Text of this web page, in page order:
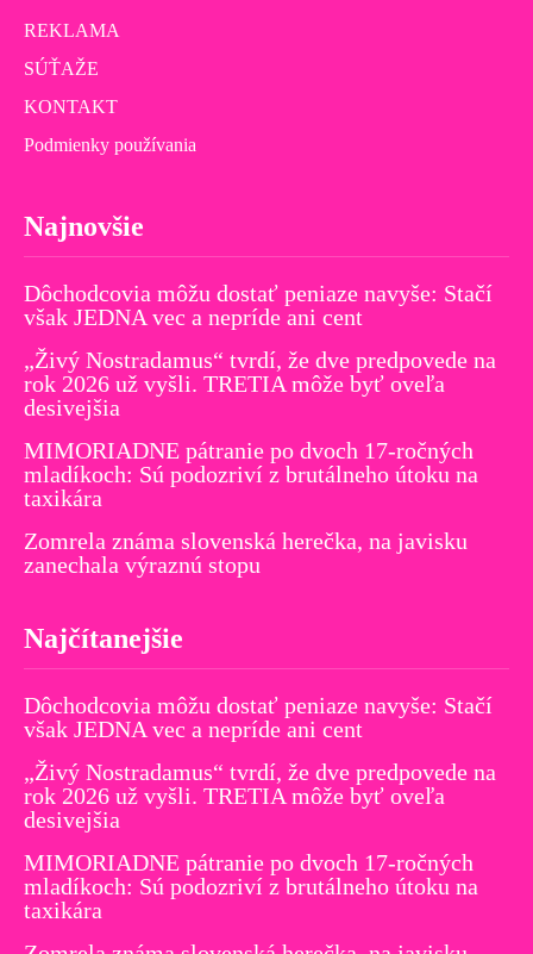
REKLAMA
SÚŤAŽE
KONTAKT
Podmienky používania
Najnovšie
Dôchodcovia môžu dostať peniaze navyše: Stačí
však JEDNA vec a nepríde ani cent
„Živý Nostradamus“ tvrdí, že dve predpovede na
rok 2026 už vyšli. TRETIA môže byť oveľa
desivejšia
MIMORIADNE pátranie po dvoch 17-ročných
mladíkoch: Sú podozriví z brutálneho útoku na
taxikára
Zomrela známa slovenská herečka, na javisku
zanechala výraznú stopu
Najčítanejšie
Dôchodcovia môžu dostať peniaze navyše: Stačí
však JEDNA vec a nepríde ani cent
„Živý Nostradamus“ tvrdí, že dve predpovede na
rok 2026 už vyšli. TRETIA môže byť oveľa
desivejšia
MIMORIADNE pátranie po dvoch 17-ročných
mladíkoch: Sú podozriví z brutálneho útoku na
taxikára